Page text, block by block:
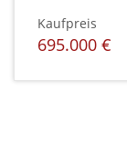
Kaufpreis
695.000 €